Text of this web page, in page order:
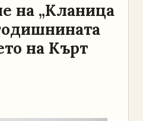
на „Кланица
на Кърт